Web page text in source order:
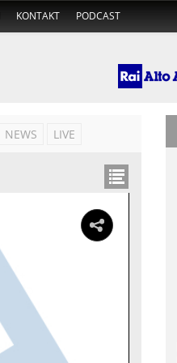
KONTAKT PODCAST
NEWS LIVE